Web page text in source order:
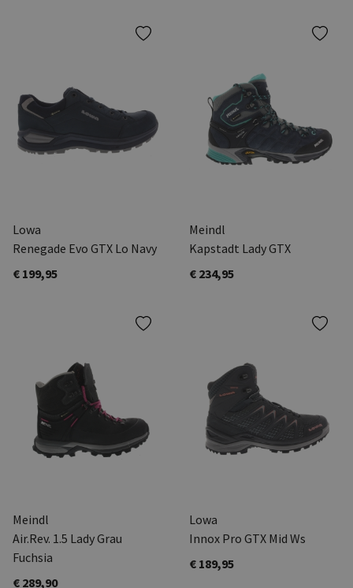
Lowa
Renegade Evo GTX Lo Navy
€ 199,95
Meindl
Kapstadt Lady GTX
€ 234,95
Meindl
Air.Rev. 1.5 Lady Grau
Fuchsia
€ 289,90
Lowa
Innox Pro GTX Mid Ws
€ 189,95